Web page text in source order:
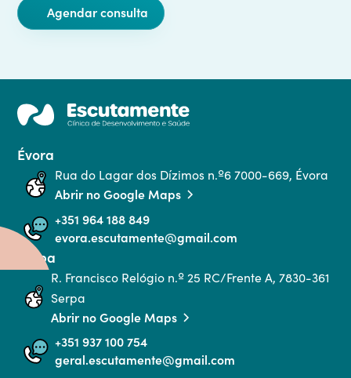
Agendar consulta
Évora
Rua do Lagar dos Dízimos n.º6 7000-669, Évora
Abrir no Google Maps
+351 964 188 849
evora.escutamente@gmail.com
Serpa
R. Francisco Relógio n.º 25 RC/Frente A, 7830-361
Serpa
Abrir no Google Maps
+351 937 100 754
geral.escutamente@gmail.com